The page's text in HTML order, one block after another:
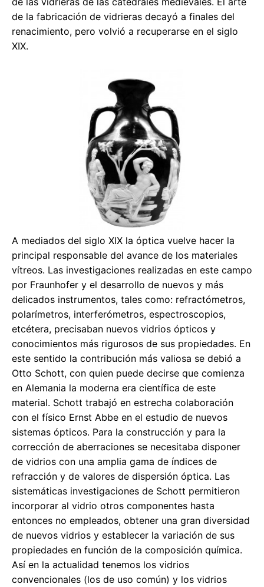
de la fabricación de vidrieras decayó a finales del
renacimiento, pero volvió a recuperarse en el siglo
XIX.
A mediados del siglo XIX la óptica vuelve hacer la
principal responsable del avance de los materiales
vítreos. Las investigaciones realizadas en este campo
por Fraunhofer y el desarrollo de nuevos y más
delicados instrumentos, tales como: refractómetros,
polarímetros, interferómetros, espectroscopios,
etcétera, precisaban nuevos vidrios ópticos y
conocimientos más rigurosos de sus propiedades. En
este sentido la contribución más valiosa se debió a
Otto Schott, con quien puede decirse que comienza
en Alemania la moderna era científica de este
material. Schott trabajó en estrecha colaboración
con el físico Ernst Abbe en el estudio de nuevos
sistemas ópticos. Para la construcción y para la
corrección de aberraciones se necesitaba disponer
de vidrios con una amplia gama de índices de
refracción y de valores de dispersión óptica. Las
sistemáticas investigaciones de Schott permitieron
incorporar al vidrio otros componentes hasta
entonces no empleados, obtener una gran diversidad
de nuevos vidrios y establecer la variación de sus
propiedades en función de la composición química.
Así en la actualidad tenemos los vidrios
convencionales (los de uso común) y los vidrios